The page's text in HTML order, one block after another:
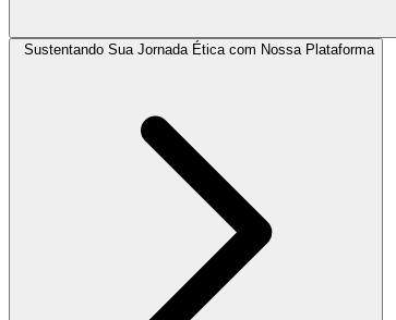
Sustentando Sua Jornada Ética com Nossa Plataforma